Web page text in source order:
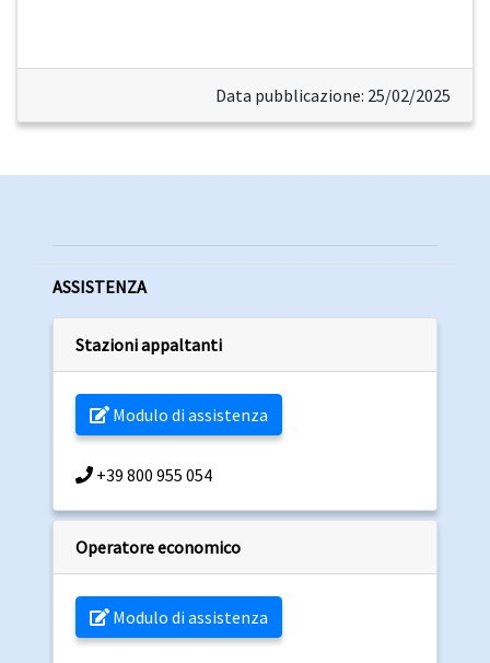
Data pubblicazione: 25/02/2025
ASSISTENZA
Stazioni appaltanti
Modulo di assistenza
+39 800 955 054
Operatore economico
Modulo di assistenza